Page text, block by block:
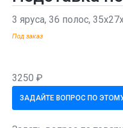
3 яруса, 36 полос,
Под заказ
3250 ₽
ЗАДАЙТЕ ВОПРОС ПО